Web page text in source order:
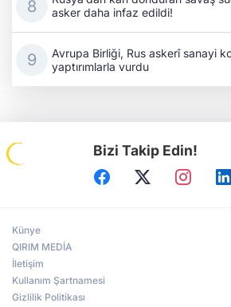
asker daha infaz edildi!
Avrupa Birliği, Rus askerî sanayi
yaptırımlarla vurdu
Bizi Takip Edin!
Künye
QIRIM MEDİA
İletişim
Kullanım Şartnamesi
Gizlilik Politikası